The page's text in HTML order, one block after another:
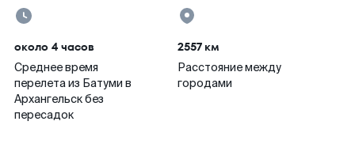
около 4 часов
Среднее время
перелета из Батуми в
Архангельск без
пересадок
2557 км
Расстояние между
городами